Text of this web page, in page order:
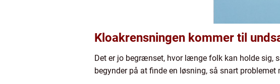
Kloakrensningen kommer til
Det er jo begrænset, hvor længe folk kan holde sig,
begynder på at finde en løsning, så snart problemet